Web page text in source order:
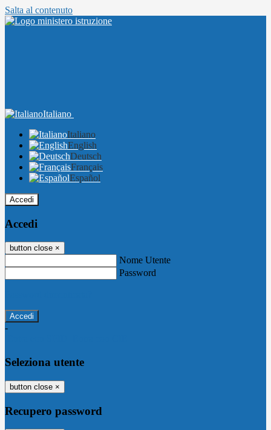
Salta al contenuto
Italiano
Italiano
English
Deutsch
Français
Español
Accedi
Accedi
button close ×
Nome Utente
Password
-
Seleziona utente
button close ×
Recupero password